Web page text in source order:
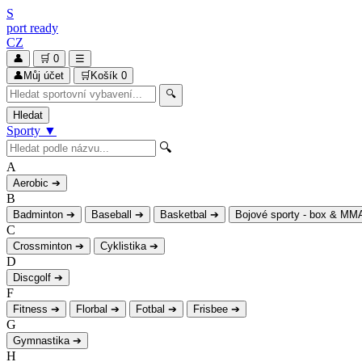
S
port ready
CZ
👤 🛒 0
☰
👤 Můj účet 🛒 Košík 0
🔍
Hledat
Sporty ▼
🔍
A
Aerobic ➔
B
Badminton ➔ Baseball ➔ Basketbal ➔ Bojové sporty - box &
C
Crossminton ➔ Cyklistika ➔
D
Discgolf ➔
F
Fitness ➔ Florbal ➔ Fotbal ➔ Frisbee ➔
G
Gymnastika ➔
H